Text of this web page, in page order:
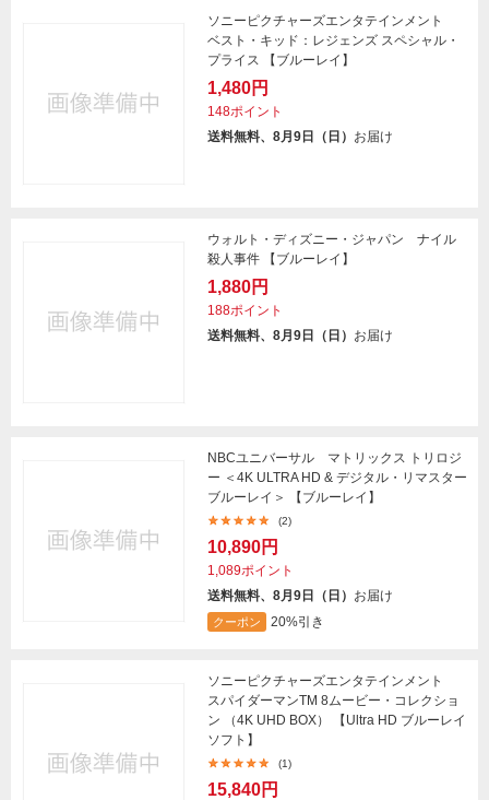
ソニーピクチャーズエンタテインメント
ベスト・キッド：レジェンズ スペシャル・
プライス 【ブルーレイ】
1,480円
148ポイント
送料無料、8月9日（日） お届け
ウォルト・ディズニー・ジャパン ナイル
殺人事件 【ブルーレイ】
1,880円
188ポイント
送料無料、8月9日（日） お届け
NBCユニバーサル マトリックス トリロジ
ー ＜4K ULTRA HD & デジタル・リマスター
ブルーレイ＞ 【ブルーレイ】
(2)
10,890円
1,089ポイント
送料無料、8月9日（日） お届け
クーポン 20%引き
ソニーピクチャーズエンタテインメント
スパイダーマンTM 8ムービー・コレクショ
ン （4K UHD BOX） 【Ultra HD ブルーレイ
ソフト】
(1)
15,840円